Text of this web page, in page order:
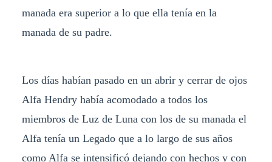
manada era superior a lo que ella tenía en la
manada de su padre.
Los días habían pasado en un abrir y cerrar de ojos
Alfa Hendry había acomodado a todos los
miembros de Luz de Luna con los de su manada el
Alfa tenía un Legado que a lo largo de sus años
como Alfa se intensificó dejando con hechos y con